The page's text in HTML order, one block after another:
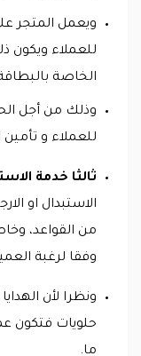
ويعمل المتجر
للعملاء ويكون
الخاصة
وذلك من أجل
للعملاء و
ثالثا خدمة
الاستبدال او
من القواعد،
وفقا لرغبة
ونظرا لأن
حلويات فتكون
ما.